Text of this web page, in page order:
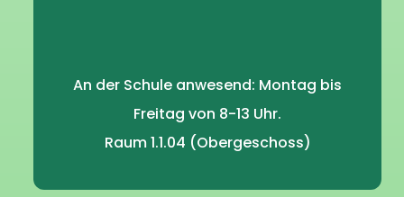
An der Schule anwesend: Montag bis
Freitag von 8-13 Uhr.
Raum 1.1.04 (Obergeschoss)